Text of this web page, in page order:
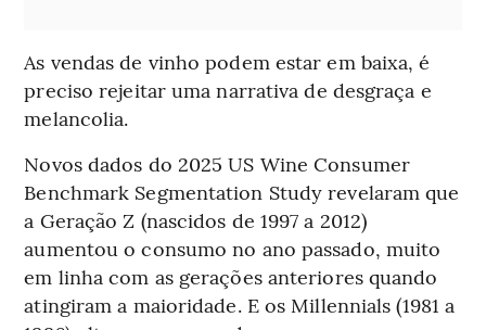
As vendas de vinho podem estar em baixa, é
preciso rejeitar uma narrativa de desgraça e
melancolia.
Novos dados do 2025 US Wine Consumer
Benchmark Segmentation Study revelaram que
a Geração Z (nascidos de 1997 a 2012)
aumentou o consumo no ano passado, muito
em linha com as gerações anteriores quando
atingiram a maioridade. E os Millennials (1981 a